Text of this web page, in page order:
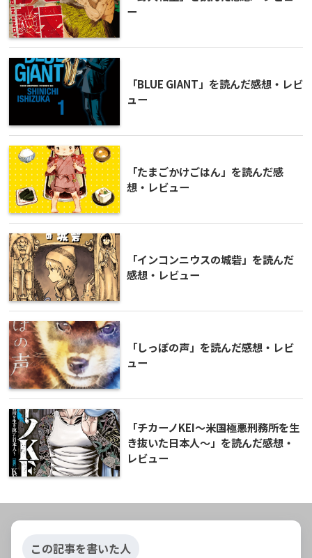
ー
「BLUE GIANT」を読んだ感想・レビ
ュー
「たまごかけごはん」を読んだ感
想・レビュー
「インコンニウスの城砦」を読んだ
感想・レビュー
「しっぽの声」を読んだ感想・レビ
ュー
「チカーノKEI～米国極悪刑務所を生
き抜いた日本人～」を読んだ感想・
レビュー
この記事を書いた人